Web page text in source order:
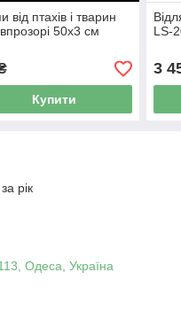
від птахів і тварин
50х3 см
Купити
LS-
3
рік
Одеса, Україна